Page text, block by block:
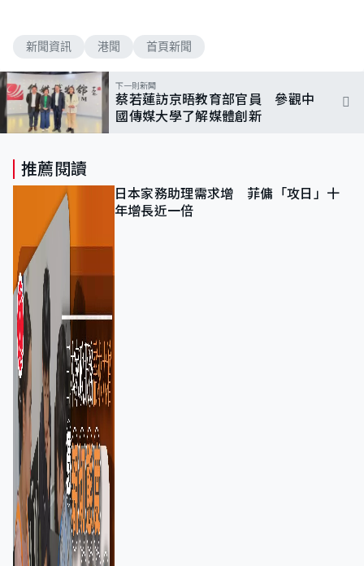
新聞資訊 港聞 首頁新聞
下一則新聞
蔡若蓮訪京晤教育部官員 參觀中
國傳媒大學了解媒體創新
推薦閱讀
日本家務助理需求增 菲傭「攻日」十
年增長近一倍